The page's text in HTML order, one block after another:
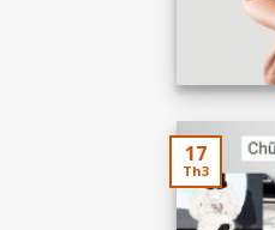
17
Th3